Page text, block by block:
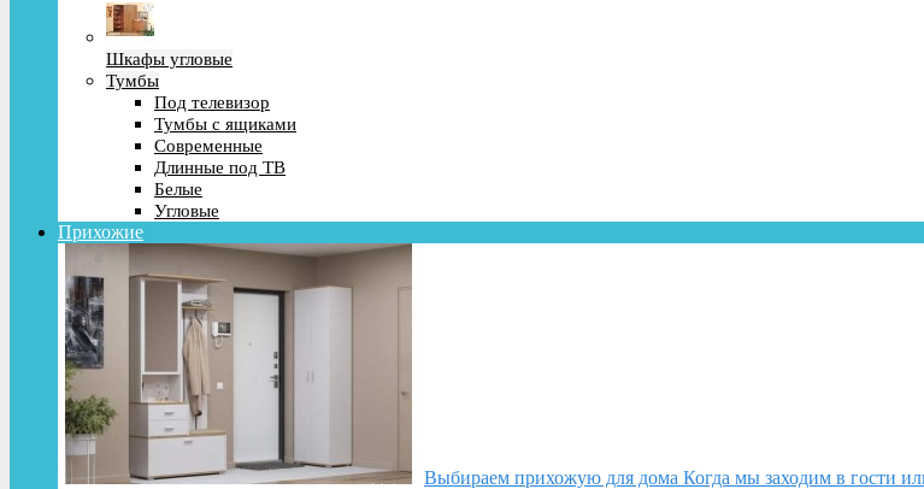
Шкафы угловые
Тумбы
Под телевизор
Тумбы с ящиками
Современные
Длинные под ТВ
Белые
Угловые
Прихожие
Выбираем прихожую для дома Когда мы заходим в гости